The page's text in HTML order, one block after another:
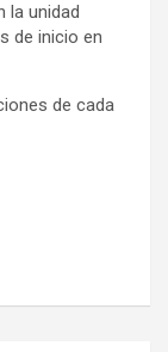
la unidad
de inicio en
de cada